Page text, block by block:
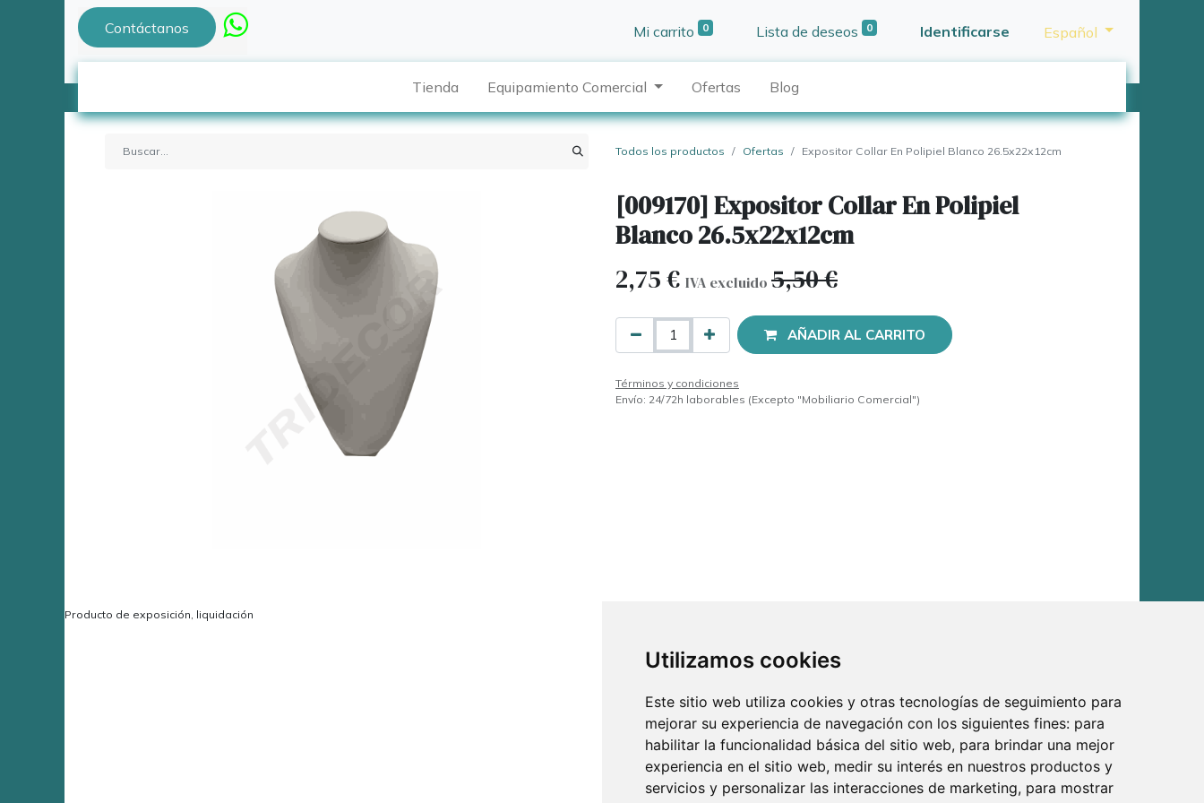
Utilizamos cookies
Este sitio web utiliza cookies y otras tecnologías de seguimiento para
mejorar su experiencia de navegación con los siguientes fines: para
habilitar la funcionalidad básica del sitio web, para brindar una mejor
experiencia en el sitio web, medir su interés en nuestros productos y
servicios y personalizar las interacciones de marketing, para mostrar
Contáctanos Mi carrito 0 Lista de deseos 0 Identificarse Español
Tienda Equipamiento Comercial Ofertas Blog
Todos los productos Ofertas Expositor Collar En Polipiel Blanco 26.5x22x12cm
[009170] Expositor Collar En Polipiel
Blanco 26.5x22x12cm
2,75€ IVA excluido 5,50€
AÑADIR AL CARRITO
Términos y condiciones
Envío: 24/72h laborables (Excepto "Mobiliario Comercial")
Producto de exposición, liquidación